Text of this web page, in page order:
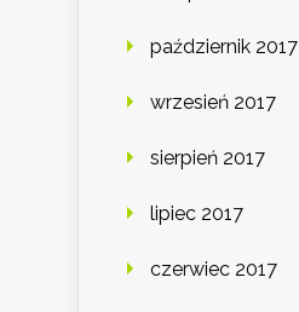
październik 2017
wrzesień 2017
sierpień 2017
lipiec 2017
czerwiec 2017